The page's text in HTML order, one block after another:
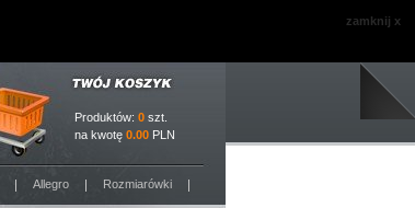
zamknij x
Produktów: 0 szt.
na kwotę 0.00 PLN
Allegro Rozmiarówki